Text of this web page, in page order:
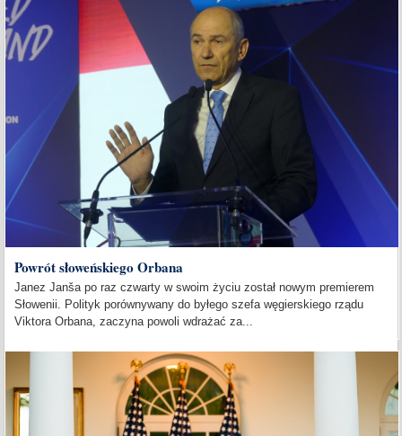
Powrót słoweńskiego Orbana
Janez Janša po raz czwarty w swoim życiu został nowym premierem
Słowenii. Polityk porównywany do byłego szefa węgierskiego rządu
Viktora Orbana, zaczyna powoli wdrażać za...